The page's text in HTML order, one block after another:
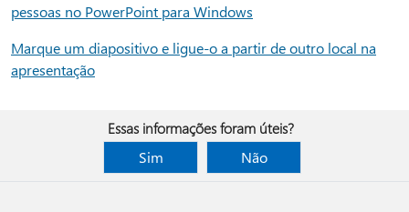
pessoas no PowerPoint para Windows
Marque um diapositivo e ligue-o a partir de outro local na
apresentação
Essas informações foram úteis?
Sim
Não